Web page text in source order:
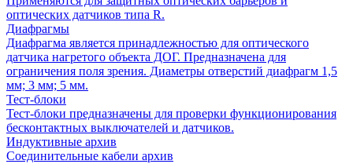
оптических датчиков типа R.
Диафрагмы
Диафрагма является принадлежностью для оптического
датчика нагретого объекта ДОГ. Предназначена для
ограничения поля зрения. Диаметры отверстий диафрагм 1,5
мм; 3 мм; 5 мм.
Тест-блоки
Тест-блоки предназначены для проверки функционирования
бесконтактных выключателей и датчиков.
Индуктивные архив
Соединительные кабели архив